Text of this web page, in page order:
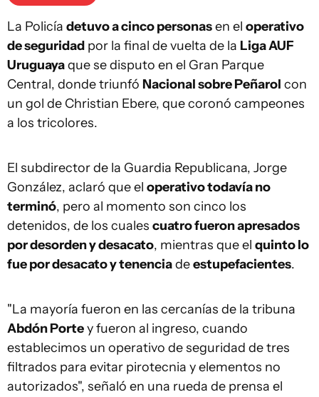
La Policía detuvo a cinco personasen el operativo
de seguridad por la final de vuelta de la Liga AUF
Uruguayaque se disputo en el Gran Parque
Central, donde triunfó Nacional sobre Peñarol con
un gol de Christian Ebere, que coronó campeones
a los tricolores.
El subdirector de la Guardia Republicana, Jorge
González, aclaró que el operativo todavía no
terminó, pero al momento son cinco los
detenidos, de los cuales cuatro fueron apresados
por desorden y desacato, mientras que el quinto lo
fue por desacato y tenenciadeestupefacientes.
"La mayoría fueron en las cercanías de la tribuna
Abdón Portey fueron al ingreso, cuando
establecimos un operativo de seguridad de tres
filtrados para evitar pirotecnia y elementos no
autorizados", señaló en una rueda de prensa el